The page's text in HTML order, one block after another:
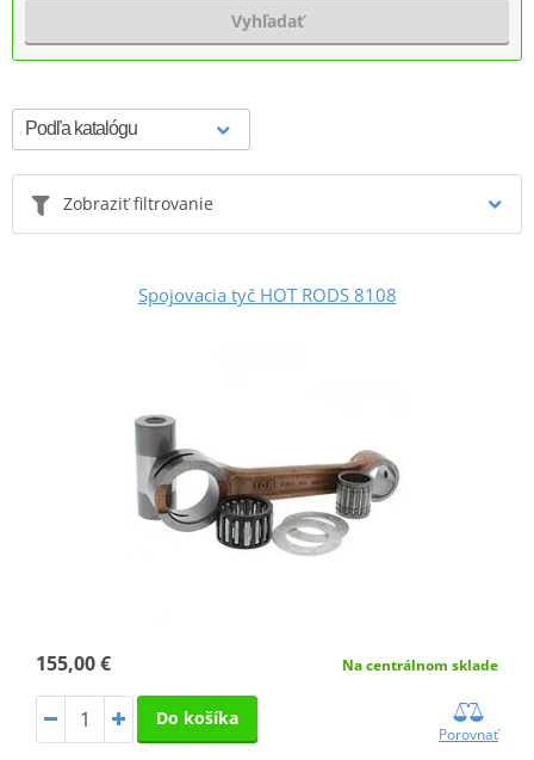
Vyhľadať
Zobraziť filtrovanie
Spojovacia tyč HOT RODS 8108
155,00 € Na centrálnom sklade
Do košíka
Porovnať